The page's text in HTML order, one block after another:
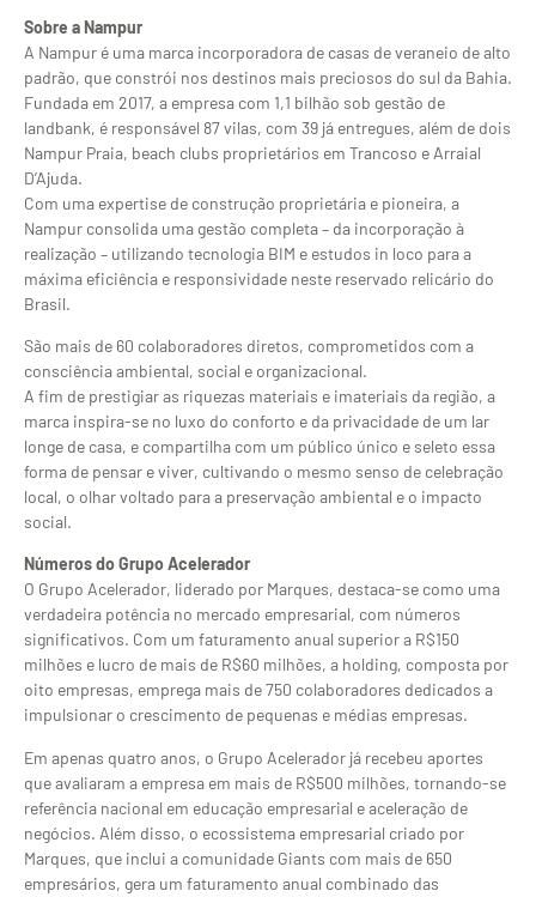
Sobre a Nampur
A Nampur é uma marca incorporadora de casas de veraneio de alto
padrão, que constrói nos destinos mais preciosos do sul da Bahia.
Fundada em 2017, a empresa com 1,1 bilhão sob gestão de
landbank, é responsável 87 vilas, com 39 já entregues, além de dois
Nampur Praia, beach clubs proprietários em Trancoso e Arraial
D’Ajuda.
Com uma expertise de construção proprietária e pioneira, a
Nampur consolida uma gestão completa – da incorporação à
realização – utilizando tecnologia BIM e estudos in loco para a
máxima eficiência e responsividade neste reservado relicário do
Brasil.
São mais de 60 colaboradores diretos, comprometidos com a
consciência ambiental, social e organizacional.
A fim de prestigiar as riquezas materiais e imateriais da região, a
marca inspira-se no luxo do conforto e da privacidade de um lar
longe de casa, e compartilha com um público único e seleto essa
forma de pensar e viver, cultivando o mesmo senso de celebração
local, o olhar voltado para a preservação ambiental e o impacto
social.
Números do Grupo Acelerador
O Grupo Acelerador, liderado por Marques, destaca-se como uma
verdadeira potência no mercado empresarial, com números
significativos. Com um faturamento anual superior a R$150
milhões e lucro de mais de R$60 milhões, a holding, composta por
oito empresas, emprega mais de 750 colaboradores dedicados a
impulsionar o crescimento de pequenas e médias empresas.
Em apenas quatro anos, o Grupo Acelerador já recebeu aportes
que avaliaram a empresa em mais de R$500 milhões, tornando-se
referência nacional em educação empresarial e aceleração de
negócios. Além disso, o ecossistema empresarial criado por
Marques, que inclui a comunidade Giants com mais de 650
empresários, gera um faturamento anual combinado das